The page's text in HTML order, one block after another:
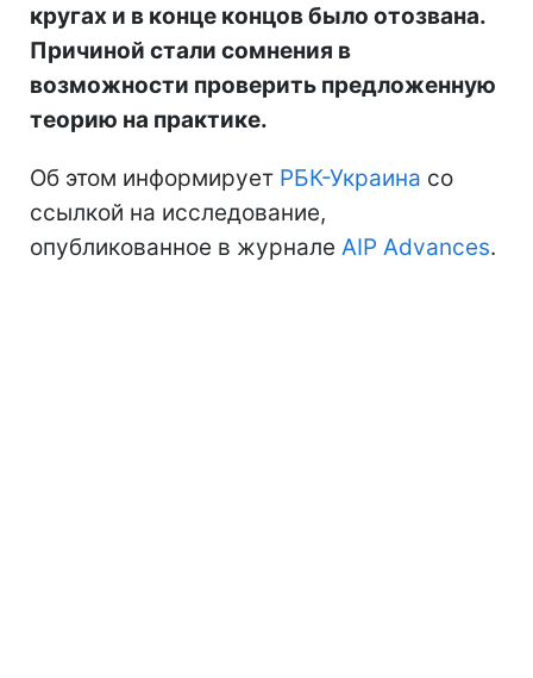
кругах и в конце концов было отозвана.
Причиной стали сомнения в
возможности проверить предложенную
теорию на практике.
Об этом информирует РБК-Украина со
ссылкой на исследование,
опубликованное в журнале AIP Advances.